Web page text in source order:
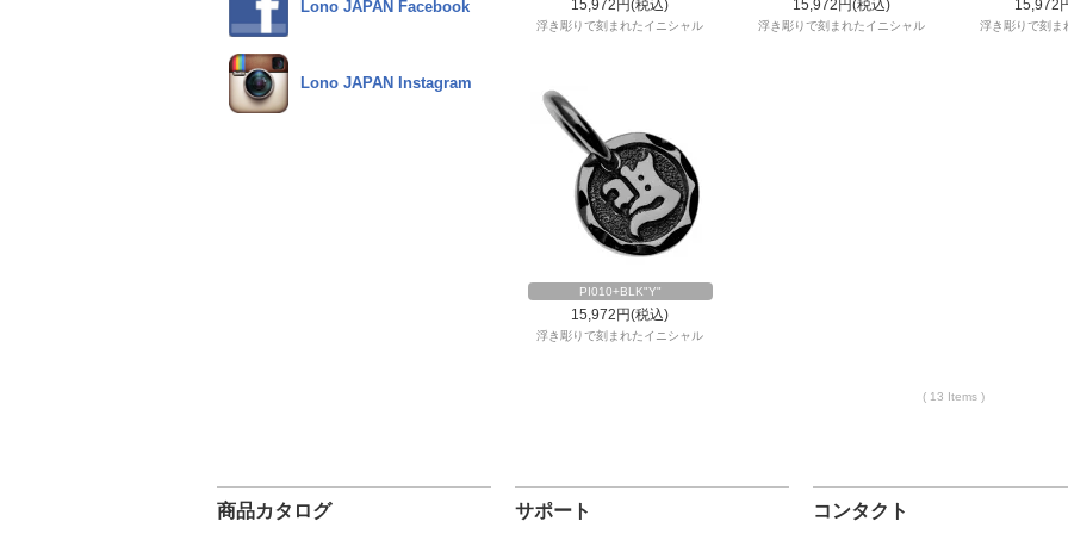
Lono JAPAN Facebook
Lono JAPAN Instagram
15,972円(税込)
浮き彫りで刻まれたイニシャル
15,972円(税込)
浮き彫りで刻まれたイニシャル
15,972
浮き彫りで刻ま
PI010+BLK"Y"
15,972円(税込)
浮き彫りで刻まれたイニシャル
( 13 Items )
商品カタログ サポート コンタクト